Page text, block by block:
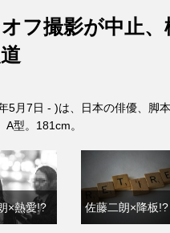
フ撮影が中止、
5月7日 - )は、日本の俳優、脚
型。181cm。
×熱愛!? 佐藤二朗×降板!?